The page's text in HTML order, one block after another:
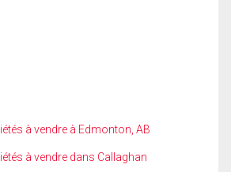
à vendre à Edmonton, AB
à vendre dans Callaghan